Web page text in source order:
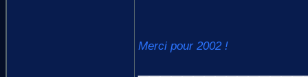
Merci pour 2002 !